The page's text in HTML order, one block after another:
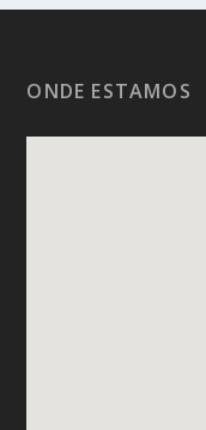
ONDE ESTAMOS